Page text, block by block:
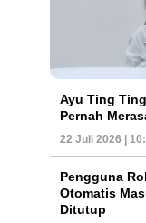
Ayu Ting
Pernah
22 Juli 2026 |
Pengguna
Otomatis
Ditutup